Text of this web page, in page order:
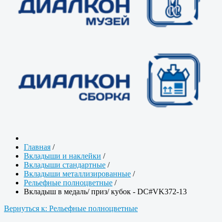
Главная /
Вкладыши и наклейки /
Вкладыши стандартные /
Вкладыши металлизированные /
Рельефные полноцветные /
Вкладыш в медаль/ приз/ кубок - DC#VK372-13
Вернуться к: Рельефные полноцветные